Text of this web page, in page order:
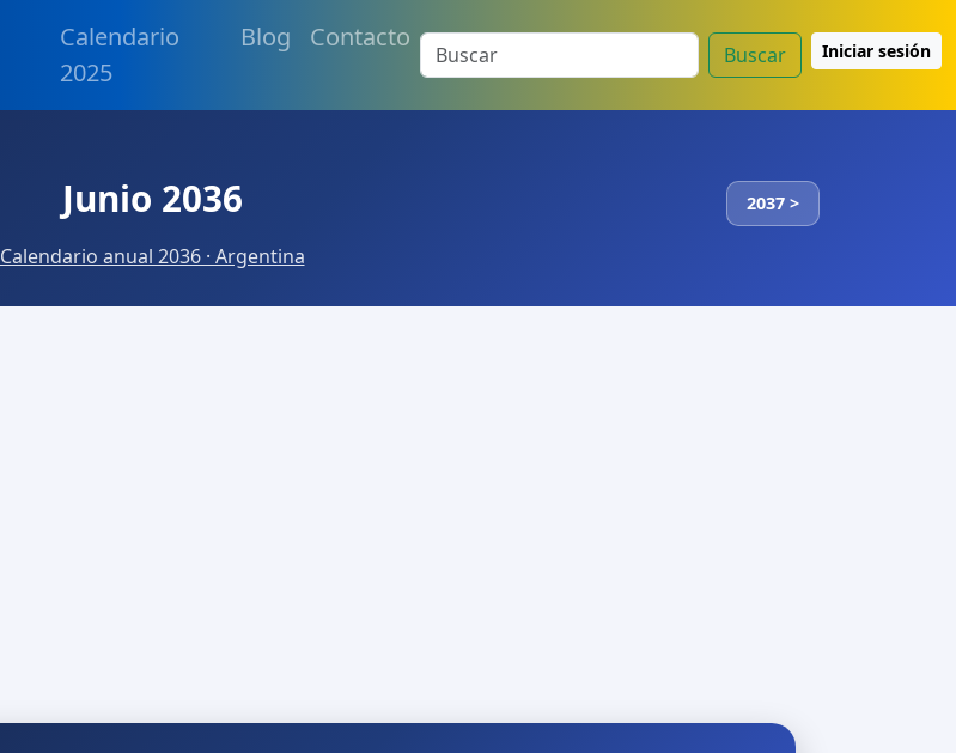
Calendario
2025
Blog Contacto
Buscar Iniciar sesión
Junio 2036 2037 >
Calendario anual 2036 · Argentina